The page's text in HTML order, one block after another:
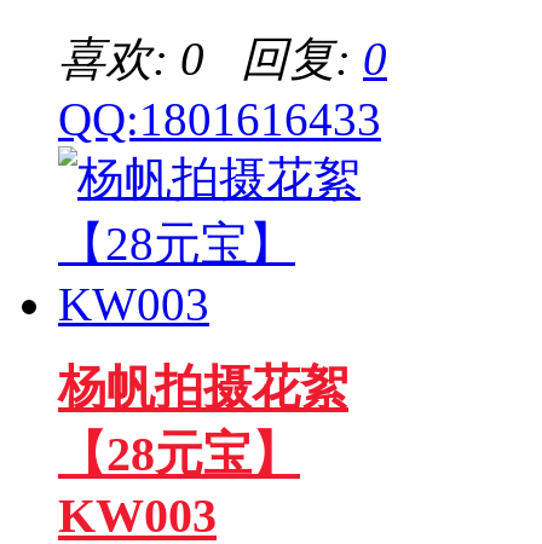
喜欢: 0 回复: 0
QQ:1801616433
杨帆拍摄花絮
【28元宝】
KW003